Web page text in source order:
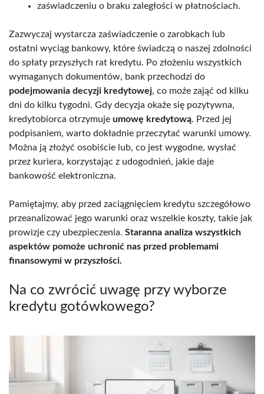
zaświadczeniu o braku zaległości w płatnościach.
Zazwyczaj wystarcza zaświadczenie o zarobkach lub
ostatni wyciąg bankowy, które świadczą o naszej zdolności
do spłaty przyszłych rat kredytu. Po złożeniu wszystkich
wymaganych dokumentów, bank przechodzi do
podejmowania decyzji kredytowej, co może zająć od kilku
dni do kilku tygodni. Gdy decyzja okaże się pozytywna,
kredytobiorca otrzymuje umowę kredytową. Przed jej
podpisaniem, warto dokładnie przeczytać warunki umowy.
Można ją złożyć osobiście lub, co jest wygodne, wysłać
przez kuriera, korzystając z udogodnień, jakie daje
bankowość elektroniczna.
Pamiętajmy, aby przed zaciągnięciem kredytu szczegółowo
przeanalizować jego warunki oraz wszelkie koszty, takie jak
prowizje czy ubezpieczenia. Staranna analiza wszystkich
aspektów pomoże uchronić nas przed problemami
finansowymi w przyszłości.
Na co zwrócić uwagę przy wyborze
kredytu gotówkowego?